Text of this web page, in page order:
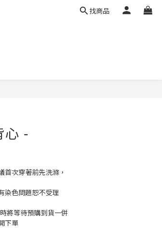
找商品
心 -
次穿著前先洗滌，
染色問題恕不受理
將等待預購到貨一併
下單